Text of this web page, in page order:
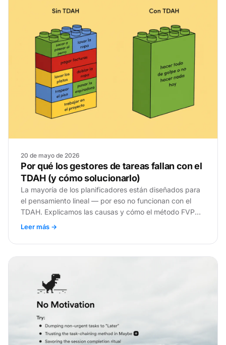
20 de mayo de 2026
Por qué los gestores de tareas fallan con el
TDAH (y cómo solucionarlo)
La mayoría de los planificadores están diseñados para
el pensamiento lineal — por eso no funcionan con el
TDAH. Explicamos las causas y cómo el método FVP
cambia todo.
Leer más →